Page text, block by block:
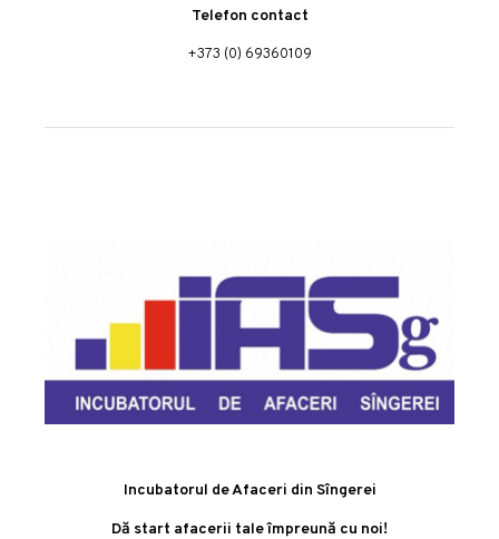
Telefon contact
+373 (0) 69360109
Incubatorul de Afaceri din Sîngerei
Dă start afacerii tale împreună cu noi!